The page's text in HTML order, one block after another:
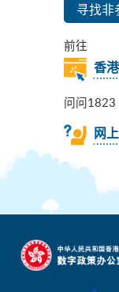
寻找非
前往
香
问问1823
网